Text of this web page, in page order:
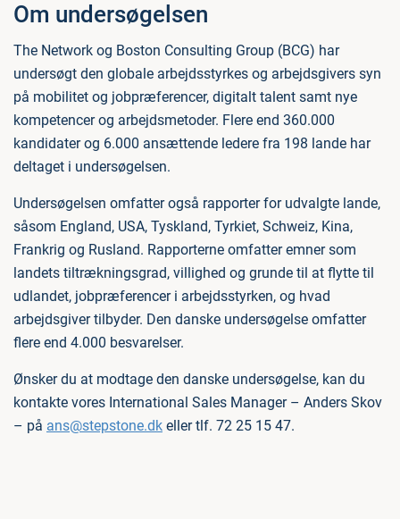
Om undersøgelsen
The Network og Boston Consulting Group (BCG) har
undersøgt den globale arbejdsstyrkes og arbejdsgivers syn
på mobilitet og jobpræferencer, digitalt talent samt nye
kompetencer og arbejdsmetoder. Flere end 360.000
kandidater og 6.000 ansættende ledere fra 198 lande har
deltaget i undersøgelsen.
Undersøgelsen omfatter også rapporter for udvalgte lande,
såsom England, USA, Tyskland, Tyrkiet, Schweiz, Kina,
Frankrig og Rusland. Rapporterne omfatter emner som
landets tiltrækningsgrad, villighed og grunde til at flytte til
udlandet, jobpræferencer i arbejdsstyrken, og hvad
arbejdsgiver tilbyder. Den danske undersøgelse omfatter
flere end 4.000 besvarelser.
Ønsker du at modtage den danske undersøgelse, kan du
kontakte vores International Sales Manager – Anders Skov
– på ans@stepstone.dk eller tlf. 72 25 15 47.